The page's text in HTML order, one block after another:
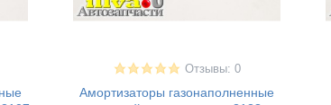
Отзывы: 0
Амортизаторы газонаполненные